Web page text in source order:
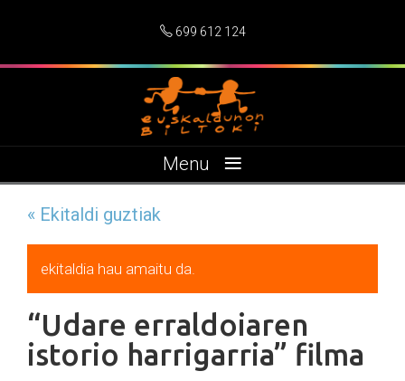
699 612 124
Menu ≡
« Ekitaldi guztiak
ekitaldia hau amaitu da.
“Udare erraldoiaren
istorio harrigarria” filma